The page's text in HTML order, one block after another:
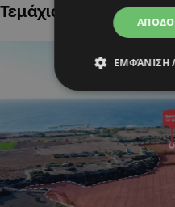
Τεμάχια Γης σε
ΕΜΦΆΝΙΣΗ